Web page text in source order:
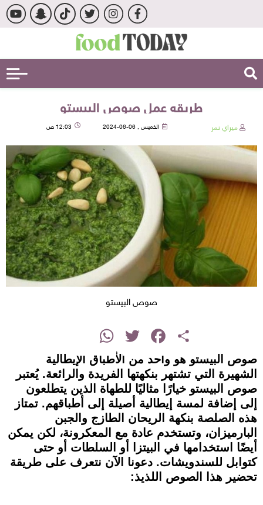
طريقه عمل صوص البيستو
ميراي نمر الخميس , 06-06-2024 12:03 ص
صوص البيستو
Share
Facebook
Twitter
WhatsApp
صوص البيستو هو واحد من الأطباق الإيطالية
الشهيرة التي تشتهر بنكهتها الفريدة والرائعة. يُعتبر
صوص البيستو خيارًا مثاليًا للطهاة الذين يتطلعون
إلى إضافة لمسة إيطالية أصيلة إلى أطباقهم. تمتاز
هذه الصلصة بنكهة الريحان الطازج والجبن
البارميزان، وتستخدم عادة مع المعكرونة، لكن يمكن
أيضًا استخدامها في البيتزا أو السلطات أو حتى
كتوابل للسندويشات. دعونا الآن نتعرف على طريقة
تحضير هذا الصوص اللذيذ: